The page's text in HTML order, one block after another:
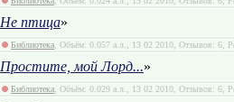
Не птица»
Библиотека, Объём: 0.057 а.л., 13 02 2010, Отзывов: 6,
Простите, мой Лорд...»
Библиотека, Объём: 0.029 а.л., 13 02 2010, Отзывов: 6,